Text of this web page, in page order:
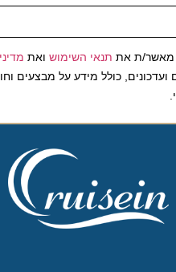
ת אתתנאי השימושואת מדיניות
כולל מידע על מבצעים וחומרים